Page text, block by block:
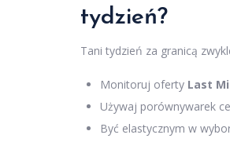
tydzień?
Tani tydzień za granicą
Monitoruj oferty Last
Używaj porównywarek
Być elastycznym w